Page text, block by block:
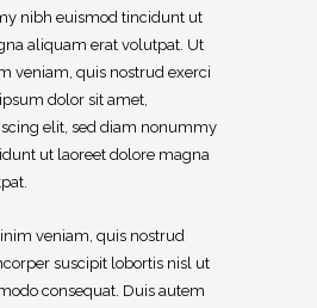
nibh euismod tincidunt ut
aliquam erat volutpat. Ut
veniam, quis nostrud exerci
dolor sit amet,
elit, sed diam nonummy
ut laoreet dolore magna
veniam, quis nostrud
suscipit lobortis nisl ut
consequat. Duis autem